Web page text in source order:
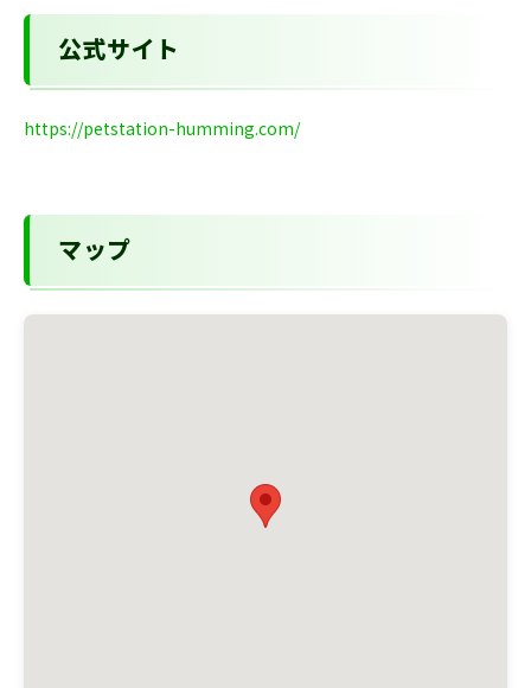
公式サイト
https://petstation-humming.com/
マップ